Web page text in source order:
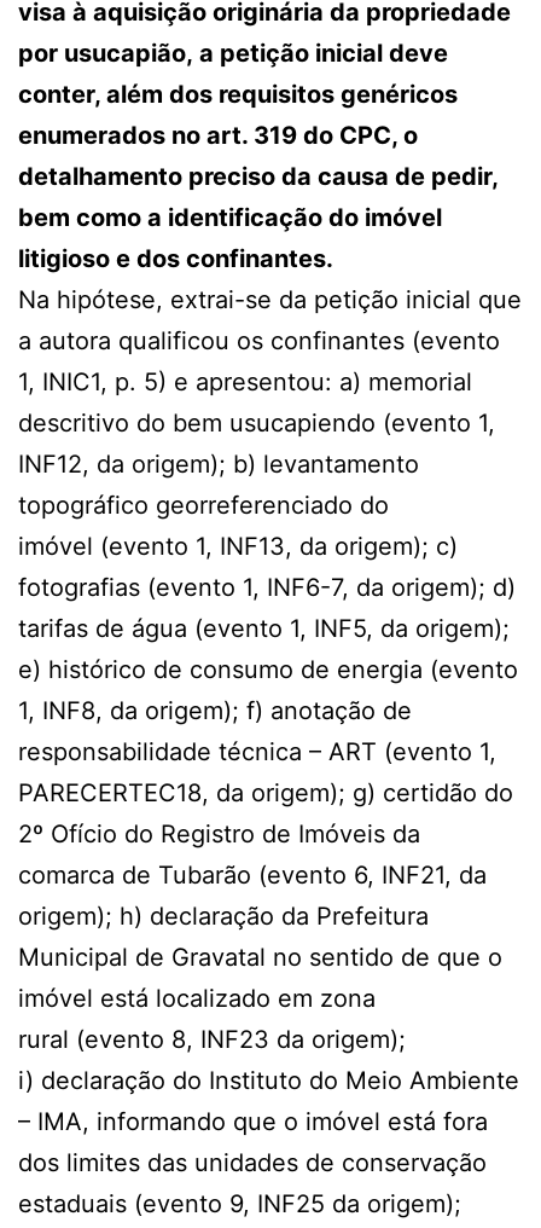
visa à aquisição originária da propriedade
por usucapião, a petição inicial deve
conter, além dos requisitos genéricos
enumerados no art. 319 do CPC, o
detalhamento preciso da causa de pedir,
bem como a identificação do imóvel
litigioso e dos confinantes.
Na hipótese, extrai-se da petição inicial que
a autora qualificou os confinantes (evento
1, INIC1, p. 5) e apresentou: a) memorial
descritivo do bem usucapiendo (evento 1,
INF12, da origem); b) levantamento
topográfico georreferenciado do
imóvel (evento 1, INF13, da origem); c)
fotografias (evento 1, INF6-7, da origem); d)
tarifas de água (evento 1, INF5, da origem);
e) histórico de consumo de energia (evento
1, INF8, da origem); f) anotação de
responsabilidade técnica – ART (evento 1,
PARECERTEC18, da origem); g) certidão do
2º Ofício do Registro de Imóveis da
comarca de Tubarão (evento 6, INF21, da
origem); h) declaração da Prefeitura
Municipal de Gravatal no sentido de que o
imóvel está localizado em zona
rural (evento 8, INF23 da origem);
i) declaração do Instituto do Meio Ambiente
– IMA, informando que o imóvel está fora
dos limites das unidades de conservação
estaduais (evento 9, INF25 da origem);